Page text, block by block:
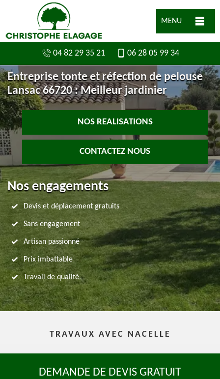
MENU
04 82 29 35 21 06 28 05 99 34
Entreprise tonte et réfection de pelouse
Lansac 66720 : Meilleur jardinier
NOS REALISATIONS
CONTACTEZ NOUS
Nos engagements
Devis et déplacement gratuits
Sans engagement
Artisan passionné
Prix imbattable
Travail de qualité
TRAVAUX AVEC NACELLE
DEMANDE DE DEVIS GRATUIT